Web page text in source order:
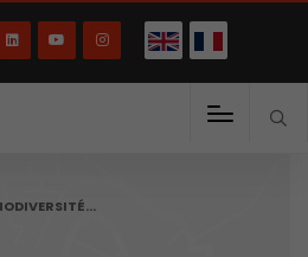
English(English)